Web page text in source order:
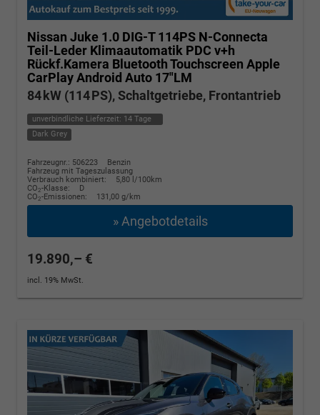
Nissan Juke 1.0 DIG-T 114PS N-Connecta
Teil-Leder Klimaautomatik PDC v+h
Rückf.Kamera Bluetooth Touchscreen Apple
CarPlay Android Auto 17"LM
84 kW (114 PS), Schaltgetriebe, Frontantrieb
unverbindliche Lieferzeit: 14 Tage
Dark Grey
Fahrzeugnr.: 506223
Benzin
Fahrzeug mit Tageszulassung
Verbrauch kombiniert:
5,80 l/100km
CO2-Klasse:
D
CO2-Emissionen: 131,00 g/km
» Angebotdetails
19.890,– €
incl. 19% MwSt.